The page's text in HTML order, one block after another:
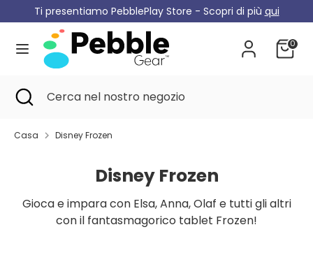
al
contenuto
Ti presentiamo PebblePlay Store - Scopri di più qui
0
ValutaGermania (EUR €)
CercaCerca
nostro
Cerca Cerca
negozio
Chiudere
la
Casa Disney Frozen
Disney Frozen
Gioca e impara con Elsa, Anna, Olaf e tutti gli altri
con il fantasmagorico tablet Frozen!